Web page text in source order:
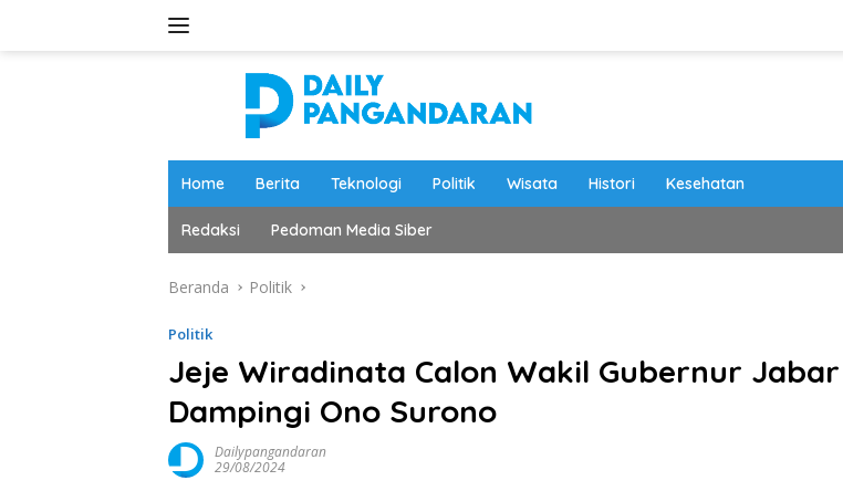
Home Berita Teknologi Politik Wisata Histori Kesehatan
Redaksi Pedoman Media Siber
Beranda Politik
Politik
Jeje Wiradinata Calon Wakil Gubernur Jabar
Dampingi Ono Surono
Dailypangandaran
29/08/2024